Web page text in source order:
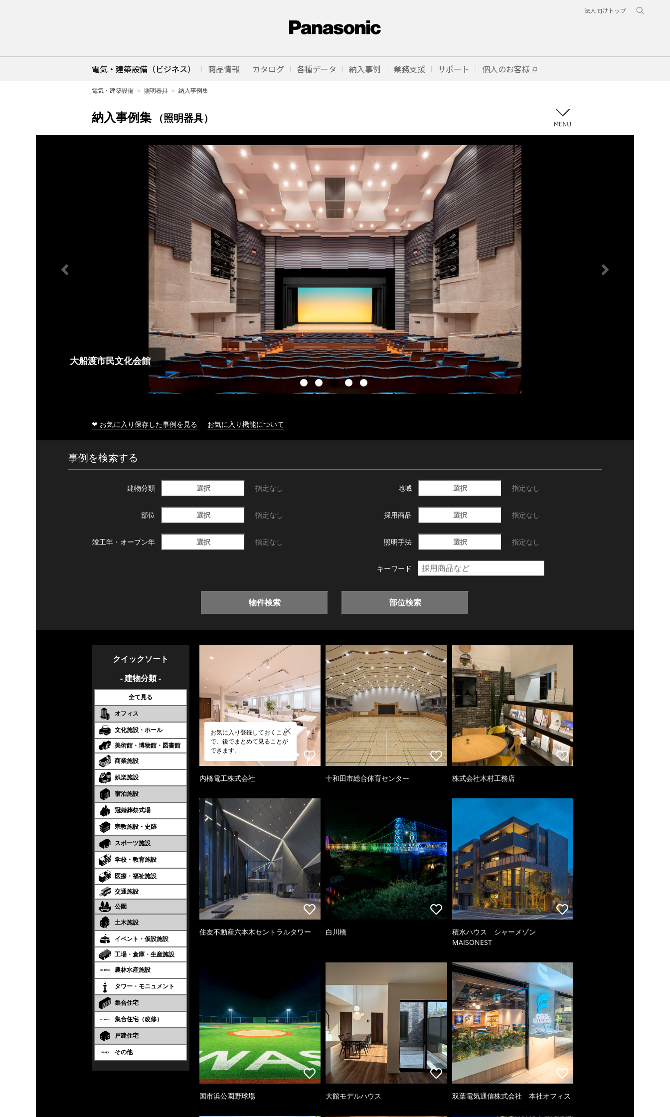
法人向けトップ
電気・建築設備（ビジネス） 商品情報 カタログ 各種データ 納入事例 業務支援 サポート 個人のお客様
電気・建築設備 照明器具 納入事例集
納入事例集 （照明器具）
大船渡市民文化会館
❤ お気に入り保存した事例を見る お気に入り機能について
事例を検索する
建物分類 選択 指定なし 地域 選択 指定なし
部位 選択 指定なし 採用商品 選択 指定なし
竣工年・ オープン年 選択 指定なし 照明手法 選択 指定なし
キーワード
物件検索 部位検索
クイックソート
- 建物分類 -
全て見る
オフィス
文化施設・ホール
美術館・博物館・図書館
商業施設
娯楽施設
宿泊施設
冠婚葬祭式場
宗教施設・史跡
スポーツ施設
学校・教育施設
医療・福祉施設
交通施設
公園
土木施設
イベント・仮設施設
工場・倉庫・生産施設
農林水産施設
タワー・モニュメント
集合住宅
集合住宅（改修）
戸建住宅
その他
お気に入り登録しておくこと
で、後でまとめて見ることが
できます。
内橋電工株式会社 十和田市総合体育センター 株式会社木村工務店
住友不動産六本木セントラルタワー 白川橋
積水ハウス シャーメゾン
MAISONEST
国市浜公園野球場 大館モデルハウス 双葉電気通信株式会社 本社オフィス